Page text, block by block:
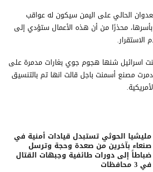
الحالي على اليمن سيكون له عواقب
محذرًا من أن هذه الأعمال ستؤدي إلى
اسرائيل شنها هجوم جوي بغارات مدمرة على
مصنع أسمنت باجل قالت انها تم بالتنسيق
مليشيا الحوثي تستبدل قيادات أمنية في
صنعاء بآخرين من صعدة وحجة وترسل
ضباطاً إلى دورات طائفية وجبهات القتال
في 3 محافظات